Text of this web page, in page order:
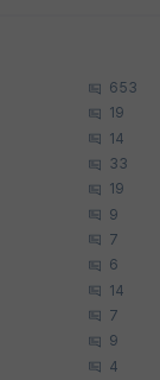
653
19
14
33
19
9
7
6
14
7
9
4